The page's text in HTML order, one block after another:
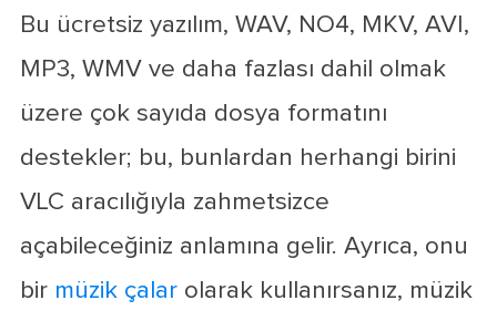
Bu ücretsiz yazılım, WAV, NO4, MKV, AVI,
MP3, WMV ve daha fazlası dahil olmak
üzere çok sayıda dosya formatını
destekler; bu, bunlardan herhangi birini
VLC aracılığıyla zahmetsizce
açabileceğiniz anlamına gelir. Ayrıca, onu
bir müzik çalarolarak kullanırsanız, müzik